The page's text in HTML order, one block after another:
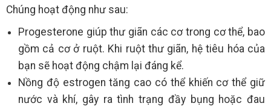
Chúng hoạt động như sau:
Progesterone giúp thư giãn các cơ trong cơ thể, bao
gồm cả cơ ở ruột. Khi ruột thư giãn, hệ tiêu hóa của
bạn sẽ hoạt động chậm lại đáng kể.
Nồng độ estrogen tăng cao có thể khiến cơ thể giữ
nước và khí, gây ra tình trạng đầy bụng hoặc đau